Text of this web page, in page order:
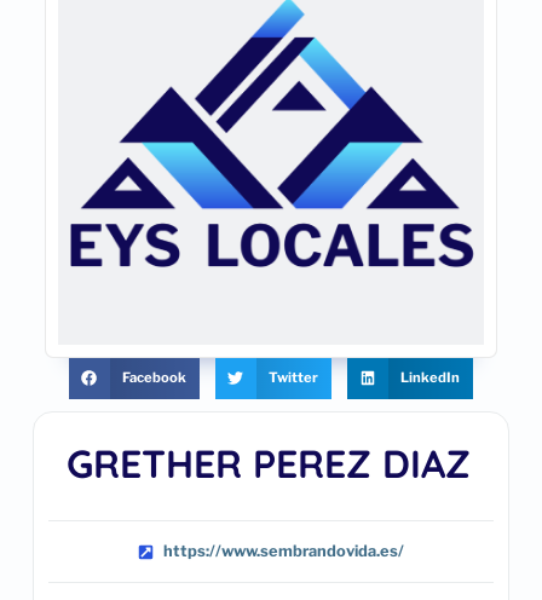
GRETHER PEREZ DIAZ
https://www.sembrandovida.es/
Facebook Twitter LinkedIn